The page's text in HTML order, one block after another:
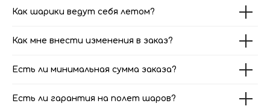
Как шарики ведут себя летом?
Как мне внести изменения в заказ?
Есть ли минимальная сумма заказа?
Есть ли гарантия на полет шаров?